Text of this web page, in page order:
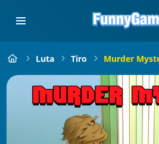
Luta Tiro Murder